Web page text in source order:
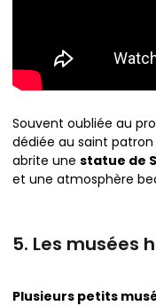
Souvent oubliée au
dédiée au saint
abrite une statue de
et une atmosphère
5. Les musées
Plusieurs petits